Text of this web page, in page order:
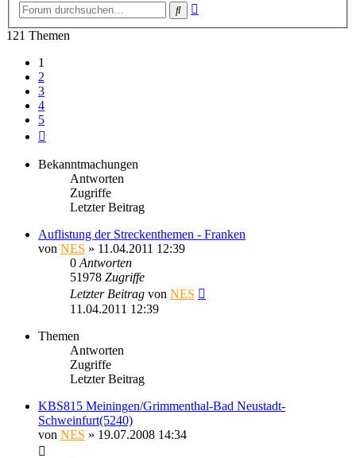
Suche
121 Themen
1
2
3
4
5
Bekanntmachungen
Antworten
Zugriffe
Letzter Beitrag
Auflistung der Streckenthemen - Franken
von NES » 11.04.2011 12:39
0 Antworten
51978 Zugriffe
Letzter Beitrag von NES
11.04.2011 12:39
Themen
Antworten
Zugriffe
Letzter Beitrag
KBS815 Meiningen/Grimmenthal-Bad Neustadt-
Schweinfurt(5240)
von NES » 19.07.2008 14:34